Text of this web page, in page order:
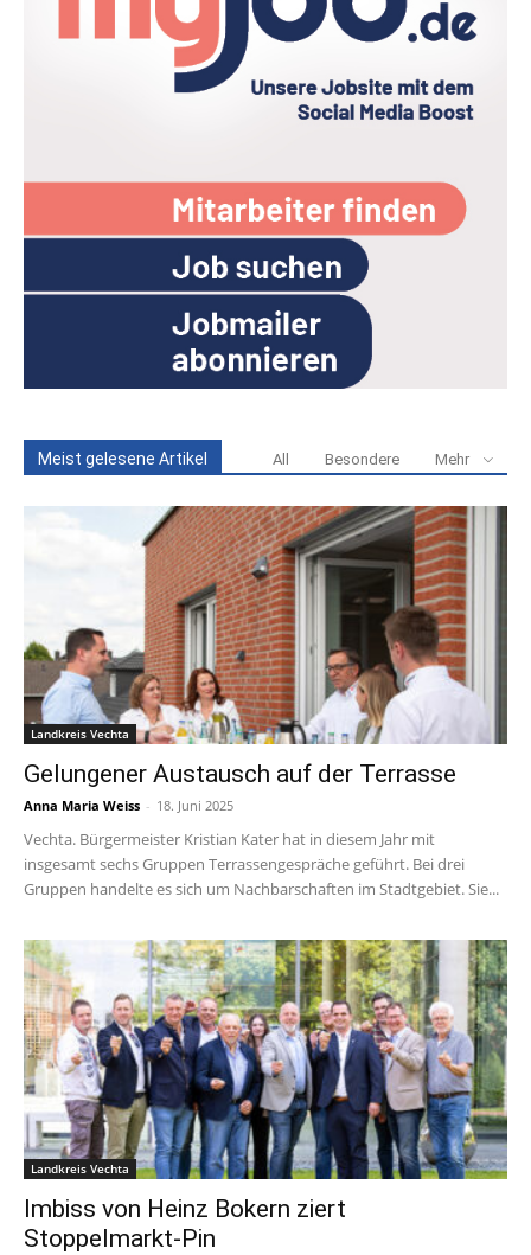
Meist gelesene Artikel All Besondere Mehr
Landkreis Vechta
Gelungener Austausch auf der Terrasse
Anna Maria Weiss - 18. Juni 2025
Vechta. Bürgermeister Kristian Kater hat in diesem Jahr mit
insgesamt sechs Gruppen Terrassengespräche geführt. Bei drei
Gruppen handelte es sich um Nachbarschaften im Stadtgebiet. Sie...
Landkreis Vechta
Imbiss von Heinz Bokern ziert
Stoppelmarkt-Pin